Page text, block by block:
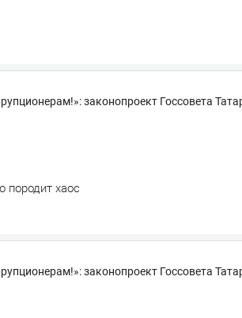
законопроект Госсовета
породит хаос
законопроект Госсовета